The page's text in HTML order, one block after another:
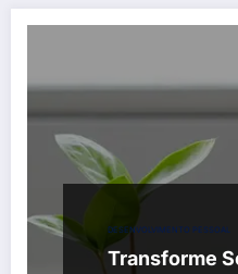
DESENVOLVIMENTO PESSOAL
Transforme